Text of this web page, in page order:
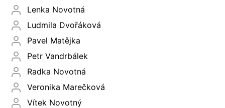
Lenka Novotná
Ludmila Dvořáková
Pavel Matějka
Petr Vandrbálek
Radka Novotná
Veronika Marečková
Vítek Novotný